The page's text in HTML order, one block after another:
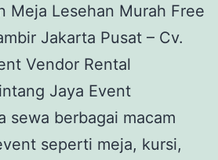
Meja Lesehan Murah Free
Jakarta Pusat – Cv.
Vendor Rental
Jaya Event
sewa berbagai macam
seperti meja, kursi,